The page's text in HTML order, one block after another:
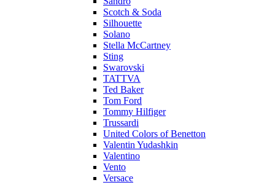
Scotch & Soda
Silhouette
Solano
Stella McCartney
Sting
Swarovski
TATTVA
Ted Baker
Tom Ford
Tommy Hilfiger
Trussardi
United Colors of Benetton
Valentin Yudashkin
Valentino
Vento
Versace